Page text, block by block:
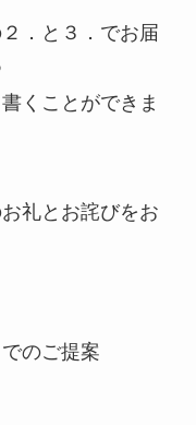
．と３．でお届
くことができま
礼とお詫びをお
のご提案